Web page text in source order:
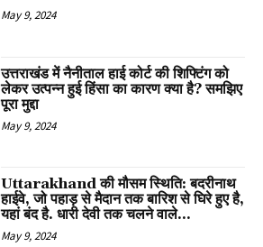
May 9, 2024
उत्तराखंड में नैनीताल हाई कोर्ट की शिफ्टिंग को
लेकर उत्पन्न हुई हिंसा का कारण क्या है? समझिए
पूरा मुद्दा
May 9, 2024
Uttarakhand की मौसम स्थिति: बदरीनाथ
हाईवे, जो पहाड़ से मैदान तक बारिश से घिरे हुए है,
यहां बंद है. धारी देवी तक चलने वाले...
May 9, 2024